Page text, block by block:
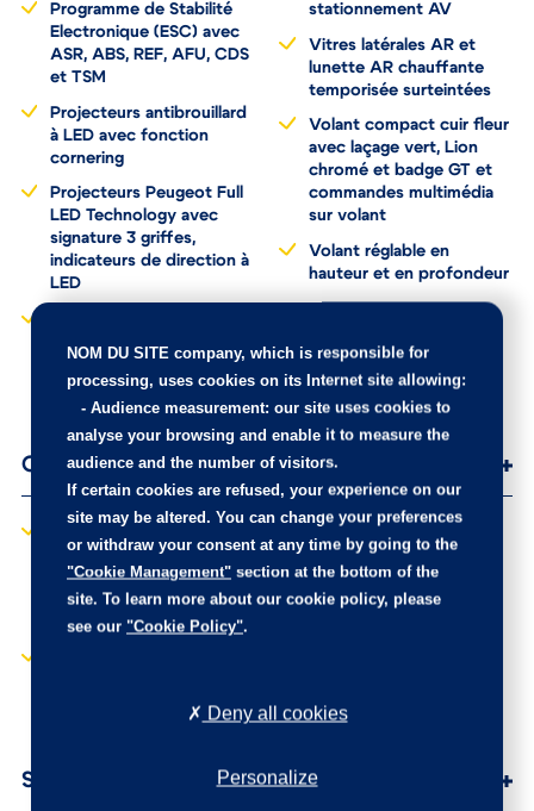
Programme de Stabilité
Electronique (ESC) avec
ASR, ABS, REF, AFU, CDS
et TSM
Projecteurs antibrouillard
à LED avec fonction
cornering
Projecteurs Peugeot Full
LED Technology avec
signature 3 griffes,
indicateurs de direction à
LED
inserts Métallure
stationnement AV
Vitres latérales AR et
lunette AR chauffante
temporisée surteintées
Volant compact cuir fleur
avec laçage vert, Lion
chromé et badge GT et
commandes multimédia
sur volant
Volant réglable en
hauteur et en profondeur
Options
Jantes alliage 18'' EVISSA
diamantées bi-tons Noir
Onyx et vernis Black Mist,
cabochons, vis et inserts
Noir Onyx
Teinte spéciale Bleu
Vertigo
Toit ouvrant avec velum
intérieur à commande
Services
NOM DU SITE company, which is responsible for
processing, uses cookies on its Internet site allowing:
- Audience measurement: our site uses cookies to
analyse your browsing and enable it to measure the
audience and the number of visitors.
If certain cookies are refused, your experience on our
site may be altered. You can change your preferences
or withdraw your consent at any time by going to the
"Cookie Management" section at the bottom of the
site. To learn more about our cookie policy, please
see our "Cookie Policy".
Personalize
Deny all cookies